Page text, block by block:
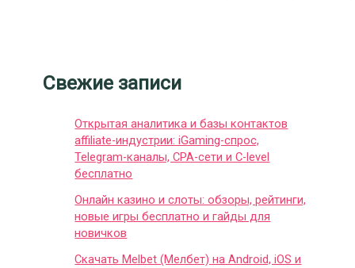
Свежие записи
Открытая аналитика и базы контактов
affiliate-индустрии: iGaming-спрос,
Telegram-каналы, CPA-сети и C-level
бесплатно
Онлайн казино и слоты: обзоры, рейтинги,
новые игры бесплатно и гайды для
новичков
Скачать Melbet (Мелбет) на Android, iOS и